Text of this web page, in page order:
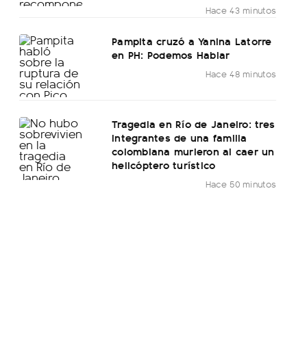
Hace 43 minutos
Pampita cruzó a Yanina Latorre
en PH: Podemos Hablar
Hace 48 minutos
Tragedia en Río de Janeiro: tres
integrantes de una familia
colombiana murieron al caer un
helicóptero turístico
Hace 50 minutos